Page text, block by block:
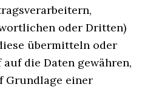
oder Dritten)
übermitteln oder
die Daten gewähren,
Grundlage einer